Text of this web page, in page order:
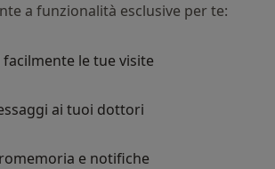
a funzionalità esclusive per te:
facilmente le tue visite
ai tuoi dottori
e notifiche
stai cercando?
Osteopata Fisioterapista